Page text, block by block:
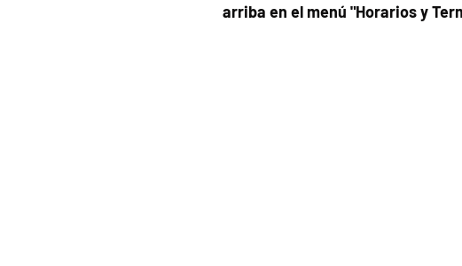
arriba en el menú "Horarios y